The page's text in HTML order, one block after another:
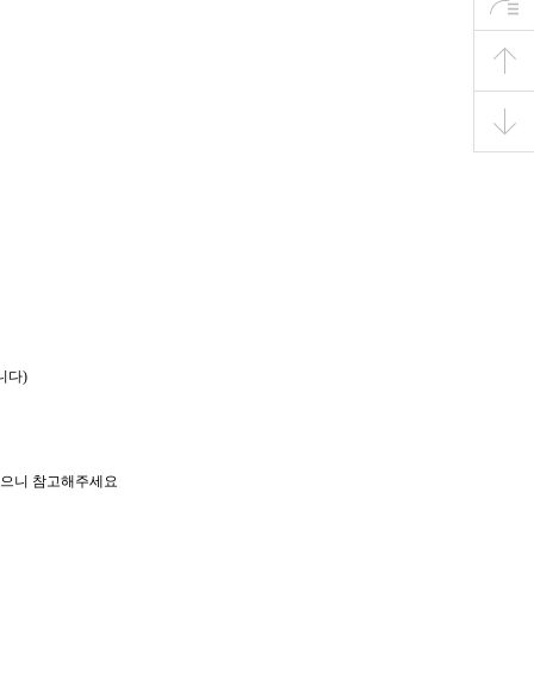
다)
니 참고해주세요